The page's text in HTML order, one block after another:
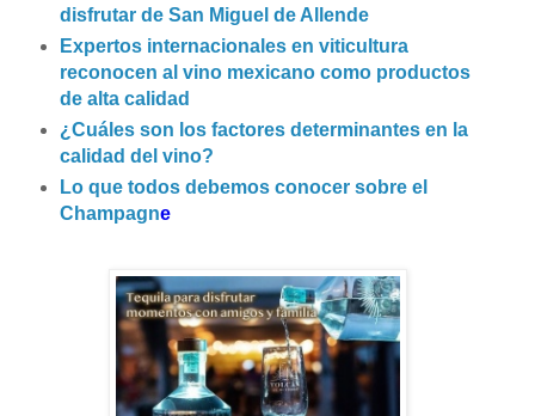
disfrutar de San Miguel de Allende
Expertos internacionales en viticultura
reconocen al vino mexicano como productos
de alta calidad
¿Cuáles son los factores determinantes en la
calidad del vino?
Lo que todos debemos conocer sobre el
Champagne